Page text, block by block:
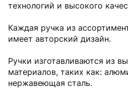
технологий и высокого
Каждая ручка из
имеет авторский дизайн.
Ручки изготавливаются из
материалов, таких как:
нержавеющая сталь.